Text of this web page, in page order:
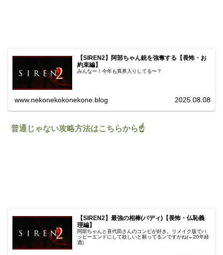
【SIREN2】阿部ちゃん銃を強奪する【畏怖・お
約束編】
みんなー！今年も異界入りしてる〜？
www.nekonekokonekone.blog 2025.08.08
普通じゃない攻略方法はこちらから☝️
【SIREN2】最強の相棒(バディ)【畏怖・仏恥義
理編】
阿部ちゃんと喜代田さんのコンビが好き。リメイク版でハ
ッピーエンドにして欲しいと願ってるンですがね(←20年経
過)